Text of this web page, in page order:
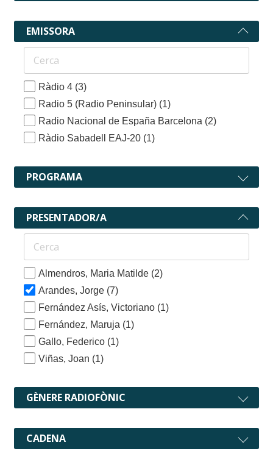
EMISSORA
Ràdio 4 (3)
Radio 5 (Radio Peninsular) (1)
Radio Nacional de España Barcelona (2)
Ràdio Sabadell EAJ-20 (1)
PROGRAMA
PRESENTADOR/A
Almendros, Maria Matilde (2)
Arandes, Jorge (7)
Fernández Asís, Victoriano (1)
Fernández, Maruja (1)
Gallo, Federico (1)
Viñas, Joan (1)
GÈNERE RADIOFÒNIC
CADENA